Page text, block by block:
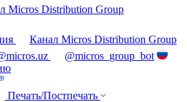
Micros Distribution Group
Канал Micros Distribution Group
@micros_group_bot
Печать/Постпечать